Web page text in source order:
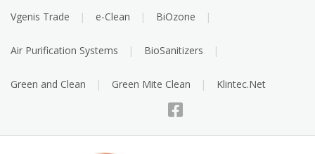
Vgenis Trade e-Clean BiOzone
Air Purification Systems BioSanitizers
Green and Clean Green Mite Clean Klintec.Net